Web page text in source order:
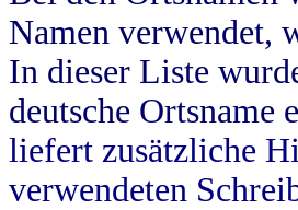
Namen verwendet,
In dieser Liste
deutsche Ortsname
liefert zusätzliche
verwendeten